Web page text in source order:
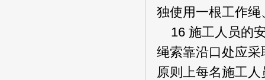
独使用一根工作
16 施工人员的
绳索靠沿口处应
原则上每名施工